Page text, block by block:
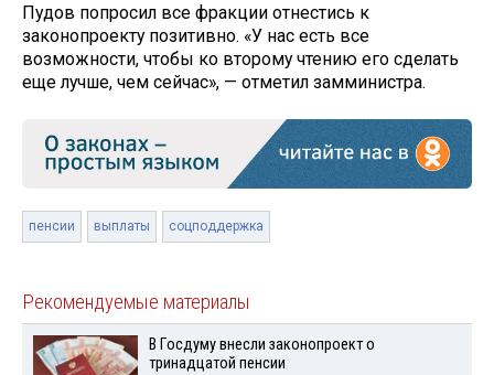
Пудов попросил все фракции отнестись к
законопроекту позитивно. «У нас есть все
возможности, чтобы ко второму чтению его сделать
еще лучше, чем сейчас», — отметил замминистра.
пенсии выплаты соцподдержка
Рекомендуемые материалы
В Госдуму внесли законопроект о
тринадцатой пенсии